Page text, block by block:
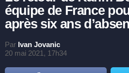
équipe de France
après six ans
Par Ivan Jovanic
20 mai 2021, 17h34